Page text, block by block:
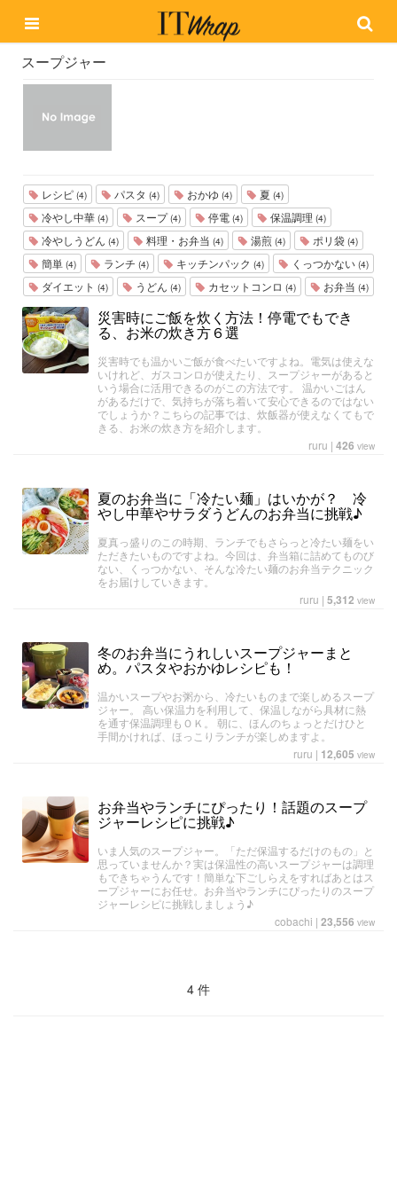
スープジャー
レシピ (4) パスタ (4) おかゆ (4) 夏 (4)
冷やし中華 (4) スープ(4) 停電 (4) 保温調理 (4)
冷やしうどん (4) 料理・お弁当 (4) 湯煎 (4) ポリ袋 (4)
簡単 (4) ランチ (4) キッチンパック (4) くっつかない (4)
ダイエット (4) うどん (4) カセットコンロ (4) お弁当 (4)
災害時にご飯を炊く方法！停電でもでき
る、お米の炊き方６選
災害時でも温かいご飯が食べたいですよね。電気は使えな
いけれど、ガスコンロが使えたり、スープジャーがあると
いう場合に活用できるのがこの方法です。 温かいごはん
があるだけで、気持ちが落ち着いて安心できるのではない
でしょうか？こちらの記事では、炊飯器が使えなくてもで
きる、お米の炊き方を紹介します。
ruru | 426 view
夏のお弁当に「冷たい麺」はいかが？ 冷
やし中華やサラダうどんのお弁当に挑戦♪
夏真っ盛りのこの時期、ランチでもさらっと冷たい麺をい
ただきたいものですよね。今回は、弁当箱に詰めてものび
ない、くっつかない、そんな冷たい麺のお弁当テクニック
をお届けしていきます。
ruru | 5,312 view
冬のお弁当にうれしいスープジャーまと
め。パスタやおかゆレシピも！
温かいスープやお粥から、冷たいものまで楽しめるスープ
ジャー。 高い保温力を利用して、保温しながら具材に熱
を通す保温調理もＯＫ。 朝に、ほんのちょっとだけひと
手間かければ、ほっこりランチが楽しめますよ。
ruru | 12,605 view
お弁当やランチにぴったり！話題のスープ
ジャーレシピに挑戦♪
いま人気のスープジャー。「ただ保温するだけのもの」と
思っていませんか？実は保温性の高いスープジャーは調理
もできちゃうんです！簡単な下ごしらえをすればあとはス
ープジャーにお任せ。お弁当やランチにぴったりのスープ
ジャーレシピに挑戦しましょう♪
cobachi | 23,556 view
4 件